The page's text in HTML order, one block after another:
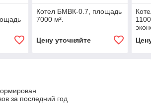
Котел БМВК-0.7, площадь
7000 м².
Цену уточняйте
за последний год